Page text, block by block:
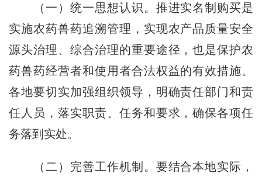
（一）统一思想认识。 推进实名制购买是
实施农药兽药追溯管理，实现农产品质量安全
源头治理、综合治理的重要途径，也是保护农
药兽药经营者和使用者合法权益的有效措施。
各地要切实加强组织领导，明确责任部门和责
任人员，落实职责、任务和要求，确保各项任
务落到实处。
（二）完善工作机制。 要结合本地实际，